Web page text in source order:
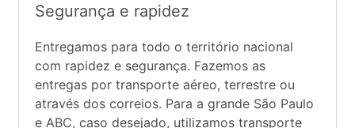
Segurança e rapidez
Entregamos para todo o território nacional
com rapidez e segurança. Fazemos as
entregas por transporte aéreo, terrestre ou
através dos correios. Para a grande São Paulo
e ABC, caso desejado, utilizamos transporte